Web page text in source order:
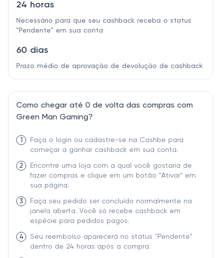
24 horas
Necessário para que seu cashback receba o status
"Pendente" em sua conta
60 dias
Prazo médio de aprovação de devolução de cashback
Como chegar até 0 de volta das compras com
Green Man Gaming?
1
Faça o login ou cadastre-se na Cashbe para
começar a ganhar cashback em sua conta.
2
Encontre uma loja com a qual você gostaria de
fazer compras e clique em um botão "Ativar" em
sua página.
3
Faça seu pedido ser concluído normalmente na
janela aberta. Você só recebe cashback em
espécie para pedidos pagos.
4
Seu reembolso aparecerá no status "Pendente"
dentro de 24 horas após a compra.